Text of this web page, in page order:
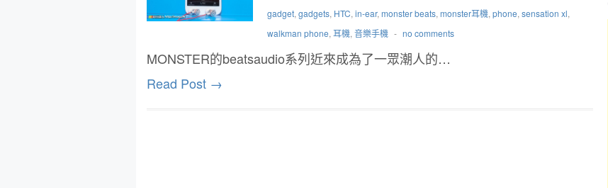
gadget, gadgets, HTC, in-ear, monster beats, monster耳機, phone, sensation xl,
walkman phone, 耳機, 音樂手機 - no comments
MONSTER的beatsaudio系列近來成為了一眾潮人的…
Read Post →